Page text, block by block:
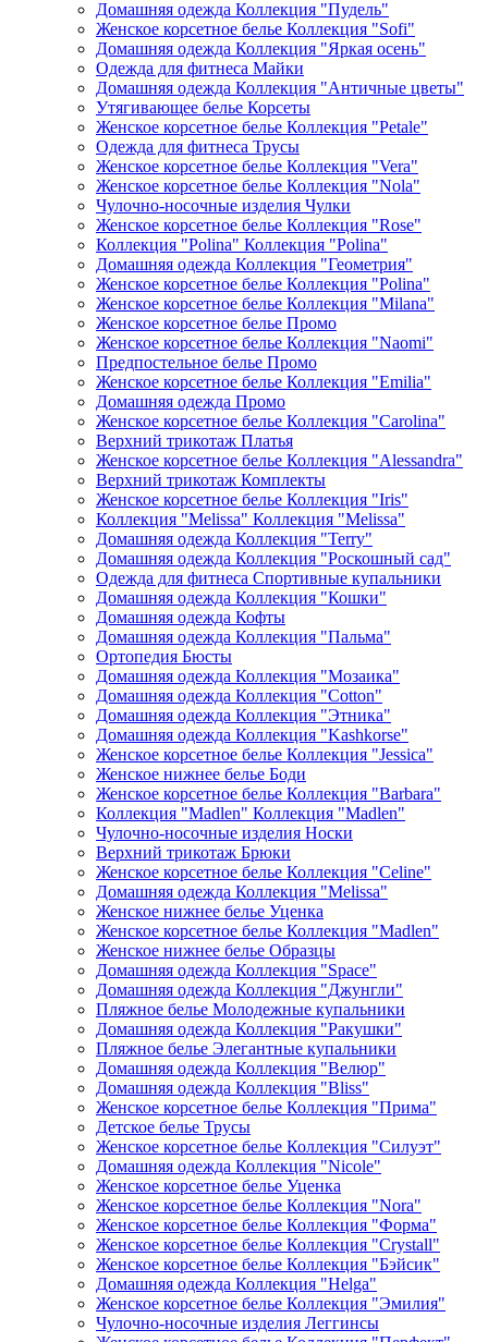
Домашняя одежда Коллекция "Пудель"
Женское корсетное белье Коллекция "Sofi"
Домашняя одежда Коллекция "Яркая осень"
Одежда для фитнеса Майки
Домашняя одежда Коллекция "Античные цветы"
Утягивающее белье Корсеты
Женское корсетное белье Коллекция "Petale"
Одежда для фитнеса Трусы
Женское корсетное белье Коллекция "Vera"
Женское корсетное белье Коллекция "Nola"
Чулочно-носочные изделия Чулки
Женское корсетное белье Коллекция "Rose"
Коллекция "Polina" Коллекция "Polina"
Домашняя одежда Коллекция "Геометрия"
Женское корсетное белье Коллекция "Polina"
Женское корсетное белье Коллекция "Milana"
Женское корсетное белье Промо
Женское корсетное белье Коллекция "Naomi"
Предпостельное белье Промо
Женское корсетное белье Коллекция "Emilia"
Домашняя одежда Промо
Женское корсетное белье Коллекция "Carolina"
Верхний трикотаж Платья
Женское корсетное белье Коллекция "Alessandra"
Верхний трикотаж Комплекты
Женское корсетное белье Коллекция "Iris"
Коллекция "Melissa" Коллекция "Melissa"
Домашняя одежда Коллекция "Terry"
Домашняя одежда Коллекция "Роскошный сад"
Одежда для фитнеса Спортивные купальники
Домашняя одежда Коллекция "Кошки"
Домашняя одежда Кофты
Домашняя одежда Коллекция "Пальма"
Ортопедия Бюсты
Домашняя одежда Коллекция "Мозаика"
Домашняя одежда Коллекция "Cotton"
Домашняя одежда Коллекция "Этника"
Домашняя одежда Коллекция "Kashkorse"
Женское корсетное белье Коллекция "Jessica"
Женское нижнее белье Боди
Женское корсетное белье Коллекция "Barbara"
Коллекция "Madlen" Коллекция "Madlen"
Чулочно-носочные изделия Носки
Верхний трикотаж Брюки
Женское корсетное белье Коллекция "Celine"
Домашняя одежда Коллекция "Melissa"
Женское нижнее белье Уценка
Женское корсетное белье Коллекция "Madlen"
Женское нижнее белье Образцы
Домашняя одежда Коллекция "Space"
Домашняя одежда Коллекция "Джунгли"
Пляжное белье Молодежные купальники
Домашняя одежда Коллекция "Ракушки"
Пляжное белье Элегантные купальники
Домашняя одежда Коллекция "Велюр"
Домашняя одежда Коллекция "Bliss"
Женское корсетное белье Коллекция "Прима"
Детское белье Трусы
Женское корсетное белье Коллекция "Силуэт"
Домашняя одежда Коллекция "Nicole"
Женское корсетное белье Уценка
Женское корсетное белье Коллекция "Nora"
Женское корсетное белье Коллекция "Форма"
Женское корсетное белье Коллекция "Crystall"
Женское корсетное белье Коллекция "Бэйсик"
Домашняя одежда Коллекция "Helga"
Женское корсетное белье Коллекция "Эмилия"
Чулочно-носочные изделия Леггинсы